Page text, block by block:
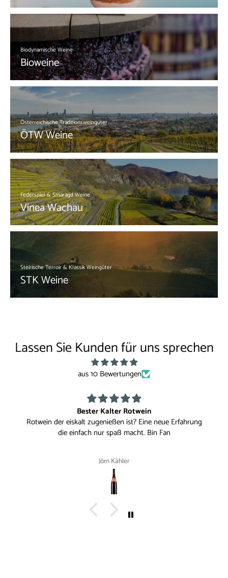
Biodynamische Weine
Bioweine
Österreichische Traditionsweingüter
ÖTW Weine
Federspiel & Smaragd Weine
Vinea Wachau
Steirische Terroir & Klassik Weingüter
STK Weine
Lassen Sie Kunden für uns sprechen
aus 10 Bewertungen
ist? Eine neue Erfahrung
Sehr guter Wein, ohne ChiChi,